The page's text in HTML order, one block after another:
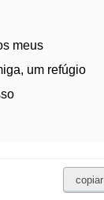
meus
um refúgio
copiar